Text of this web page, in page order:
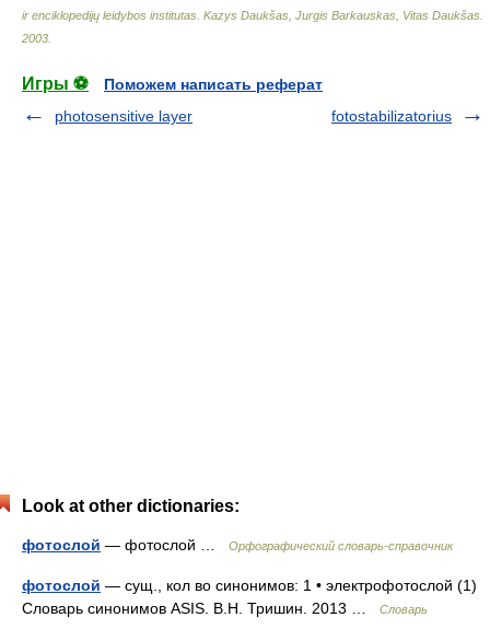
ir enciklopedijų leidybos institutas Kazys Daukšas, Jurgis Barkauskas, Vitas Daukšas
2003
Игры ⚽
Поможем написать реферат
photosensitive layer
fotostabilizatorius
Look at other dictionaries:
фотослой — фотослой … Орфографический словарь-справочник
фотослой — сущ., кол во синонимов: 1 • электрофотослой (1)
Словарь синонимов ASIS. В.Н. Тришин. 2013 …
Словарь